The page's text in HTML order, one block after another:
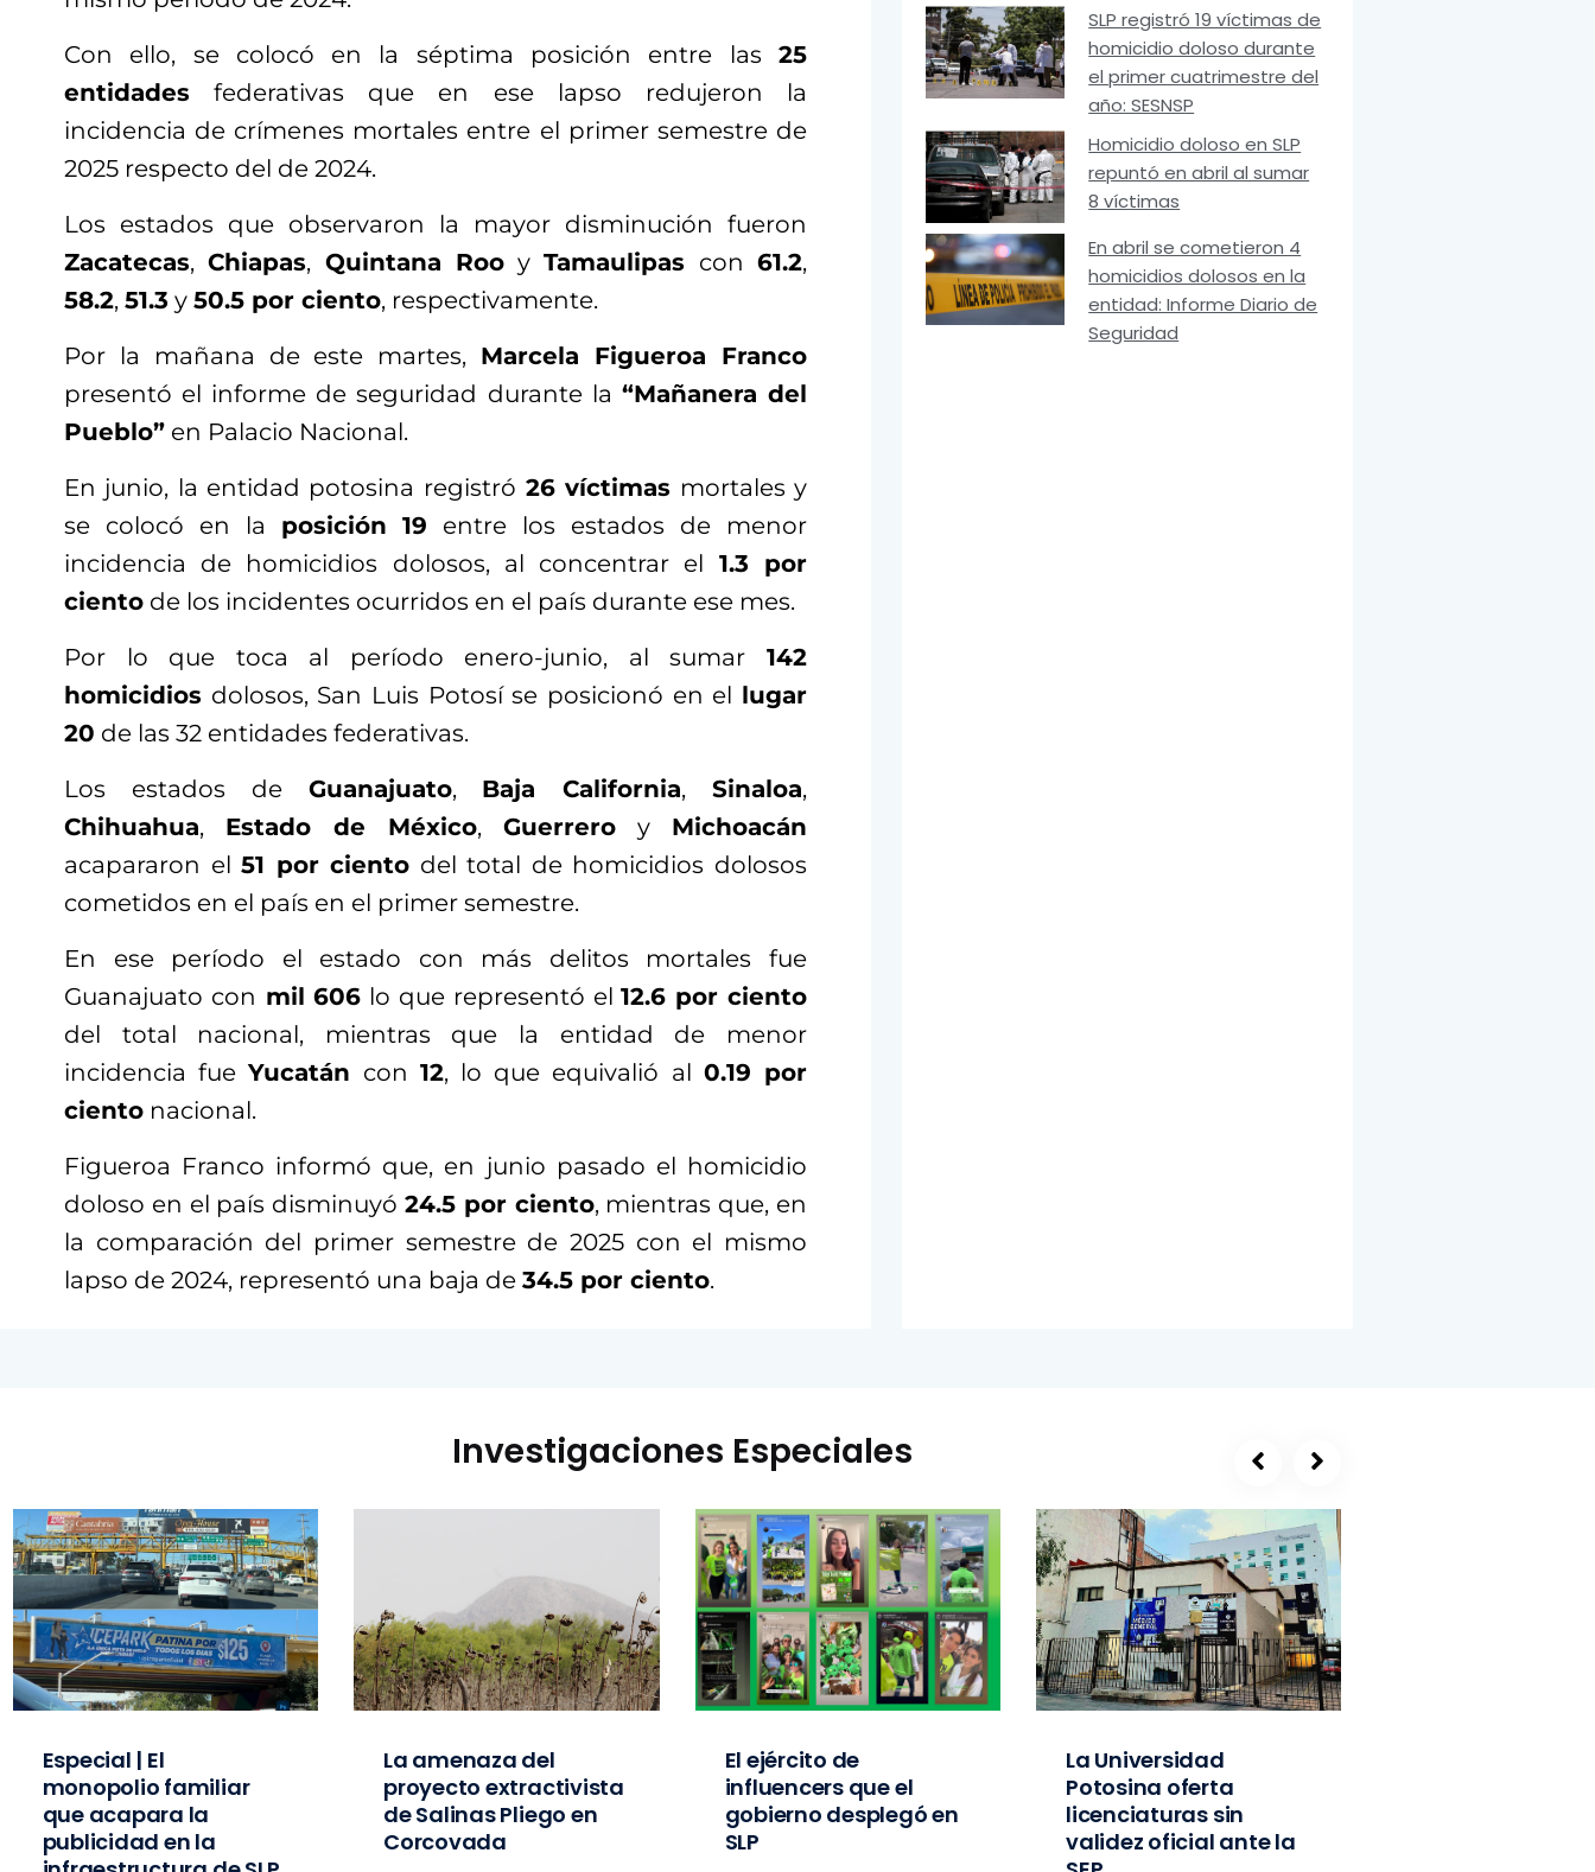
Con ello, se colocó en la séptima posición entre las 25
entidades federativas que en ese lapso redujeron la
incidencia de crímenes mortales entre el primer semestre de
2025 respecto del de 2024.
Los estados que observaron la mayor disminución fueron
Zacatecas,Chiapas, Quintana RooyTamaulipas con61.2,
58.2, 51.3 y 50.5 por ciento, respectivamente.
Por la mañana de este martes, Marcela Figueroa Franco
presentó el informe de seguridad durante la “Mañanera del
Pueblo” en Palacio Nacional.
En junio, la entidad potosina registró 26 víctimas mortales y
se colocó en la posición 19 entre los estados de menor
incidencia de homicidios dolosos, al concentrar el 1.3 por
ciento de los incidentes ocurridos en el país durante ese mes.
Por lo que toca al período enero-junio, al sumar 142
homicidios dolosos, San Luis Potosí se posicionó en el lugar
20 de las 32 entidades federativas.
Los estados de Guanajuato, Baja California,Sinaloa,
Chihuahua, Estado de México, Guerrero y Michoacán
acapararon el51 por ciento del total de homicidios dolosos
cometidos en el país en el primer semestre.
En ese período el estado con más delitos mortales fue
Guanajuato con mil 606 lo que representó el12.6 por ciento
del total nacional, mientras que la entidad de menor
incidencia fueYucatán con 12, lo que equivalió al 0.19 por
ciento nacional.
Figueroa Franco informó que, en junio pasado el homicidio
doloso en el país disminuyó 24.5 por ciento, mientras que, en
la comparación del primer semestre de 2025 con el mismo
lapso de 2024, representó una baja de 34.5 por ciento.
SLP registró 19 víctimas de
homicidio doloso durante
el primer cuatrimestre del
año: SESNSP
Homicidio doloso en SLP
repuntó en abril al sumar
8 víctimas
En abril se cometieron 4
homicidios dolosos en la
entidad: Informe Diario de
Seguridad
Investigaciones Especiales
Especial | El
monopolio familiar
que acapara la
publicidad en la
La amenaza del
proyecto extractivista
de Salinas Pliego en
Corcovada
El ejército de
influencers que el
gobierno desplegó en
SLP
La Universidad
Potosina oferta
licenciaturas sin
validez oficial ante la